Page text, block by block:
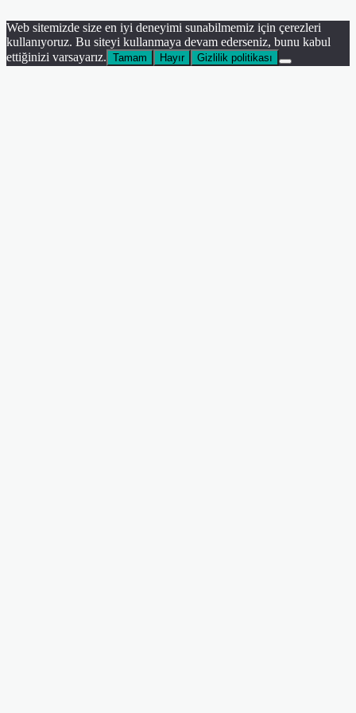
Web sitemizde size en iyi deneyimi sunabilmemiz için çerezleri
kullanıyoruz. Bu siteyi kullanmaya devam ederseniz, bunu kabul
ettiğinizi varsayarız. Tamam Hayır Gizlilik politikası